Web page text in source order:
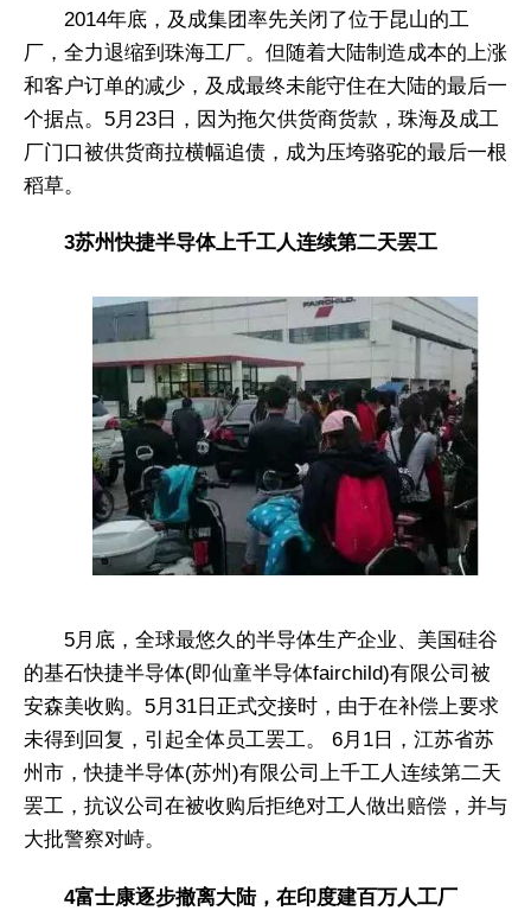
2014年底，及成集团率先关闭了位于昆山的工
厂，全力退缩到珠海工厂。但随着大陆制造成本的上涨
和客户订单的减少，及成最终未能守住在大陆的最后一
个据点。5月23日，因为拖欠供货商货款，珠海及成工
厂门口被供货商拉横幅追债，成为压垮骆驼的最后一根
稻草。
3苏州快捷半导体上千工人连续第二天罢工
5月底，全球最悠久的半导体生产企业、美国硅谷
的基石快捷半导体(即仙童半导体fairchild)有限公司被
安森美收购。5月31日正式交接时，由于在补偿上要求
未得到回复，引起全体员工罢工。 6月1日，江苏省苏
州市，快捷半导体(苏州)有限公司上千工人连续第二天
罢工，抗议公司在被收购后拒绝对工人做出赔偿，并与
大批警察对峙。
4富士康逐步撤离大陆，在印度建百万人工厂